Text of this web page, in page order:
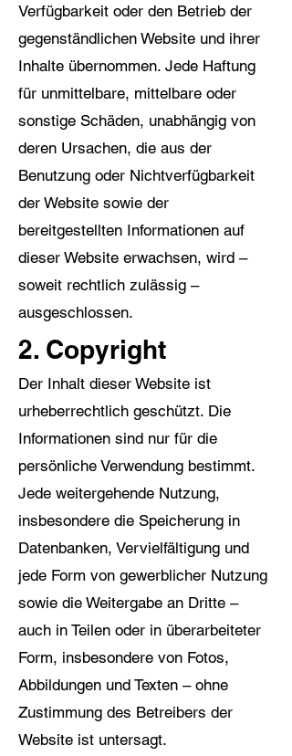
Verfügbarkeit oder den Betrieb der
gegenständlichen Website und ihrer
Inhalte übernommen. Jede Haftung
für unmittelbare, mittelbare oder
sonstige Schäden, unabhängig von
deren Ursachen, die aus der
Benutzung oder Nichtverfügbarkeit
der Website sowie der
bereitgestellten Informationen auf
dieser Website erwachsen, wird –
soweit rechtlich zulässig –
ausgeschlossen.
2. Copyright
Der Inhalt dieser Website ist
urheberrechtlich geschützt. Die
Informationen sind nur für die
persönliche Verwendung bestimmt.
Jede weitergehende Nutzung,
insbesondere die Speicherung in
Datenbanken, Vervielfältigung und
jede Form von gewerblicher Nutzung
sowie die Weitergabe an Dritte –
auch in Teilen oder in überarbeiteter
Form, insbesondere von Fotos,
Abbildungen und Texten – ohne
Zustimmung des Betreibers der
Website ist untersagt.